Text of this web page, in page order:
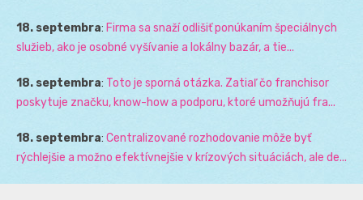
18. septembra: Firma sa snaží odlišiť ponúkaním špeciálnych
služieb, ako je osobné vyšívanie a lokálny bazár, a tie...
18. septembra: Toto je sporná otázka. Zatiaľ čo franchisor
poskytuje značku, know-how a podporu, ktoré umožňujú fra...
18. septembra: Centralizované rozhodovanie môže byť
rýchlejšie a možno efektívnejšie v krízových situáciách, ale de...